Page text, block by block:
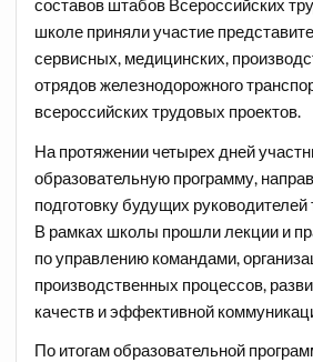
составов штабов Всероссийских
школе приняли участие
сервисных, медицинских,
отрядов железнодорожного
всероссийских трудовых проектов.
На протяжении четырех дней
образовательную программу,
подготовку будущих
В рамках школы прошли лекции и
по управлению командами,
производственных процессов,
качеств и эффективной
По итогам образовательной